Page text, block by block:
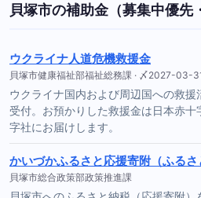
貝塚市の補助金（募集中優先
ウクライナ人道危機救援金
貝塚市健康福祉部福祉総務課 · 〆2027-03-
ウクライナ国内および周辺国への救
受付。お預かりした救援金は日本赤
字社にお届けします。
かいづかふるさと応援寄附（ふるさ
貝塚市総合政策部政策推進課